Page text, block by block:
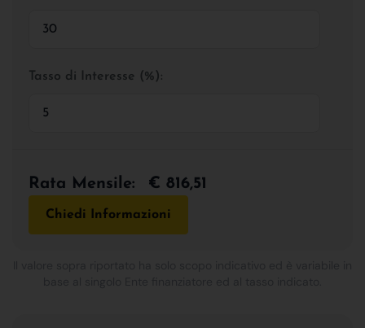
Tasso di Interesse (%):
Rata Mensile: € 816,51
Chiedi Informazioni